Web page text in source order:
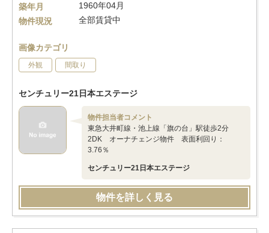
築年月
1960年04月
物件現況
全部賃貸中
画像カテゴリ
外観 間取り
センチュリー21日本エステージ
物件担当者コメント
東急大井町線・池上線「旗の台」駅徒歩2分
2DK オーナチェンジ物件 表面利回り：
3.76％
センチュリー21日本エステージ
物件を詳しく見る